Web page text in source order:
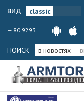
вид
— 80.9293
ПОИСК в новостях